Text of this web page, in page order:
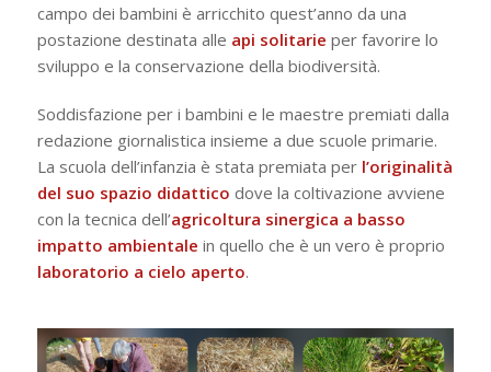
campo dei bambini è arricchito quest’anno da una
postazione destinata alle api solitarie per favorire lo
sviluppo e la conservazione della biodiversità.
Soddisfazione per i bambini e le maestre premiati dalla
redazione giornalistica insieme a due scuole primarie.
La scuola dell’infanzia è stata premiata per l’originalità
del suo spazio didattico dove la coltivazione avviene
con la tecnica dell’agricoltura sinergica a basso
impatto ambientale in quello che è un vero è proprio
laboratorio a cielo aperto.